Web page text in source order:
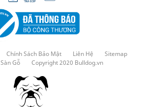
Chính Sách Bảo Mật Liên Hệ
Sitemap
Sàn Gỗ Copyright 2020 Bulldog.vn